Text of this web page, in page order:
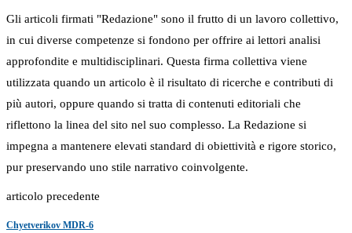
Gli articoli firmati "Redazione" sono il frutto di un lavoro collettivo,
in cui diverse competenze si fondono per offrire ai lettori analisi
approfondite e multidisciplinari. Questa firma collettiva viene
utilizzata quando un articolo è il risultato di ricerche e contributi di
più autori, oppure quando si tratta di contenuti editoriali che
riflettono la linea del sito nel suo complesso. La Redazione si
impegna a mantenere elevati standard di obiettività e rigore storico,
pur preservando uno stile narrativo coinvolgente.
articolo precedente
Chyetverikov MDR-6